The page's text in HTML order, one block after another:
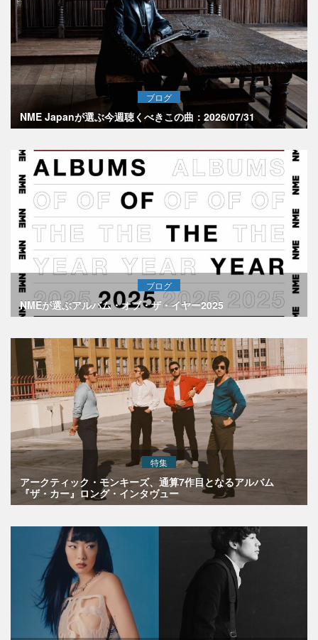
ブログ
NME Japanが選ぶ今週聴くべきこの曲：2026/07/31
ブログ
NMEが選ぶアルバム・オブ・ザ・イヤー2025
特集
アークティック・モンキーズ、通算7作目となるアルバム
『ザ・カー』ロング・インタヴュー